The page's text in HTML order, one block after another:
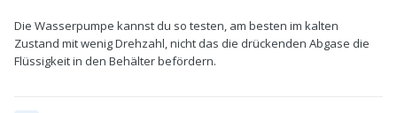
Die Wasserpumpe kannst du so testen, am besten im kalten
Zustand mit wenig Drehzahl, nicht das die drückenden Abgase die
Flüssigkeit in den Behälter befördern.